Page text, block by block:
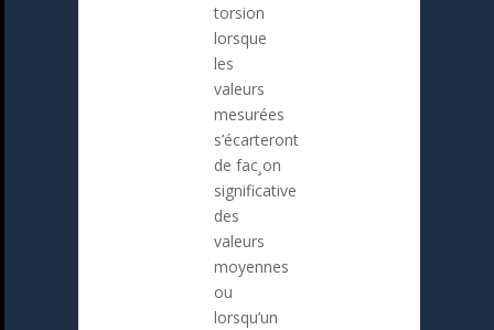
torsion
lorsque
les
valeurs
mesurées
s’écarteront
de fac¸on
significative
des
valeurs
moyennes
ou
lorsqu’un